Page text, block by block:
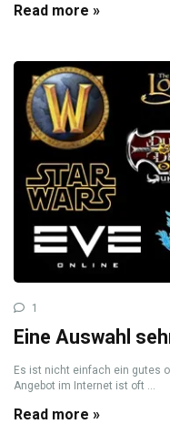
Read more »
1
Eine Auswahl
Es ist nicht einfach ein gutes
Angebot im Internet ist oft ...
Read more »